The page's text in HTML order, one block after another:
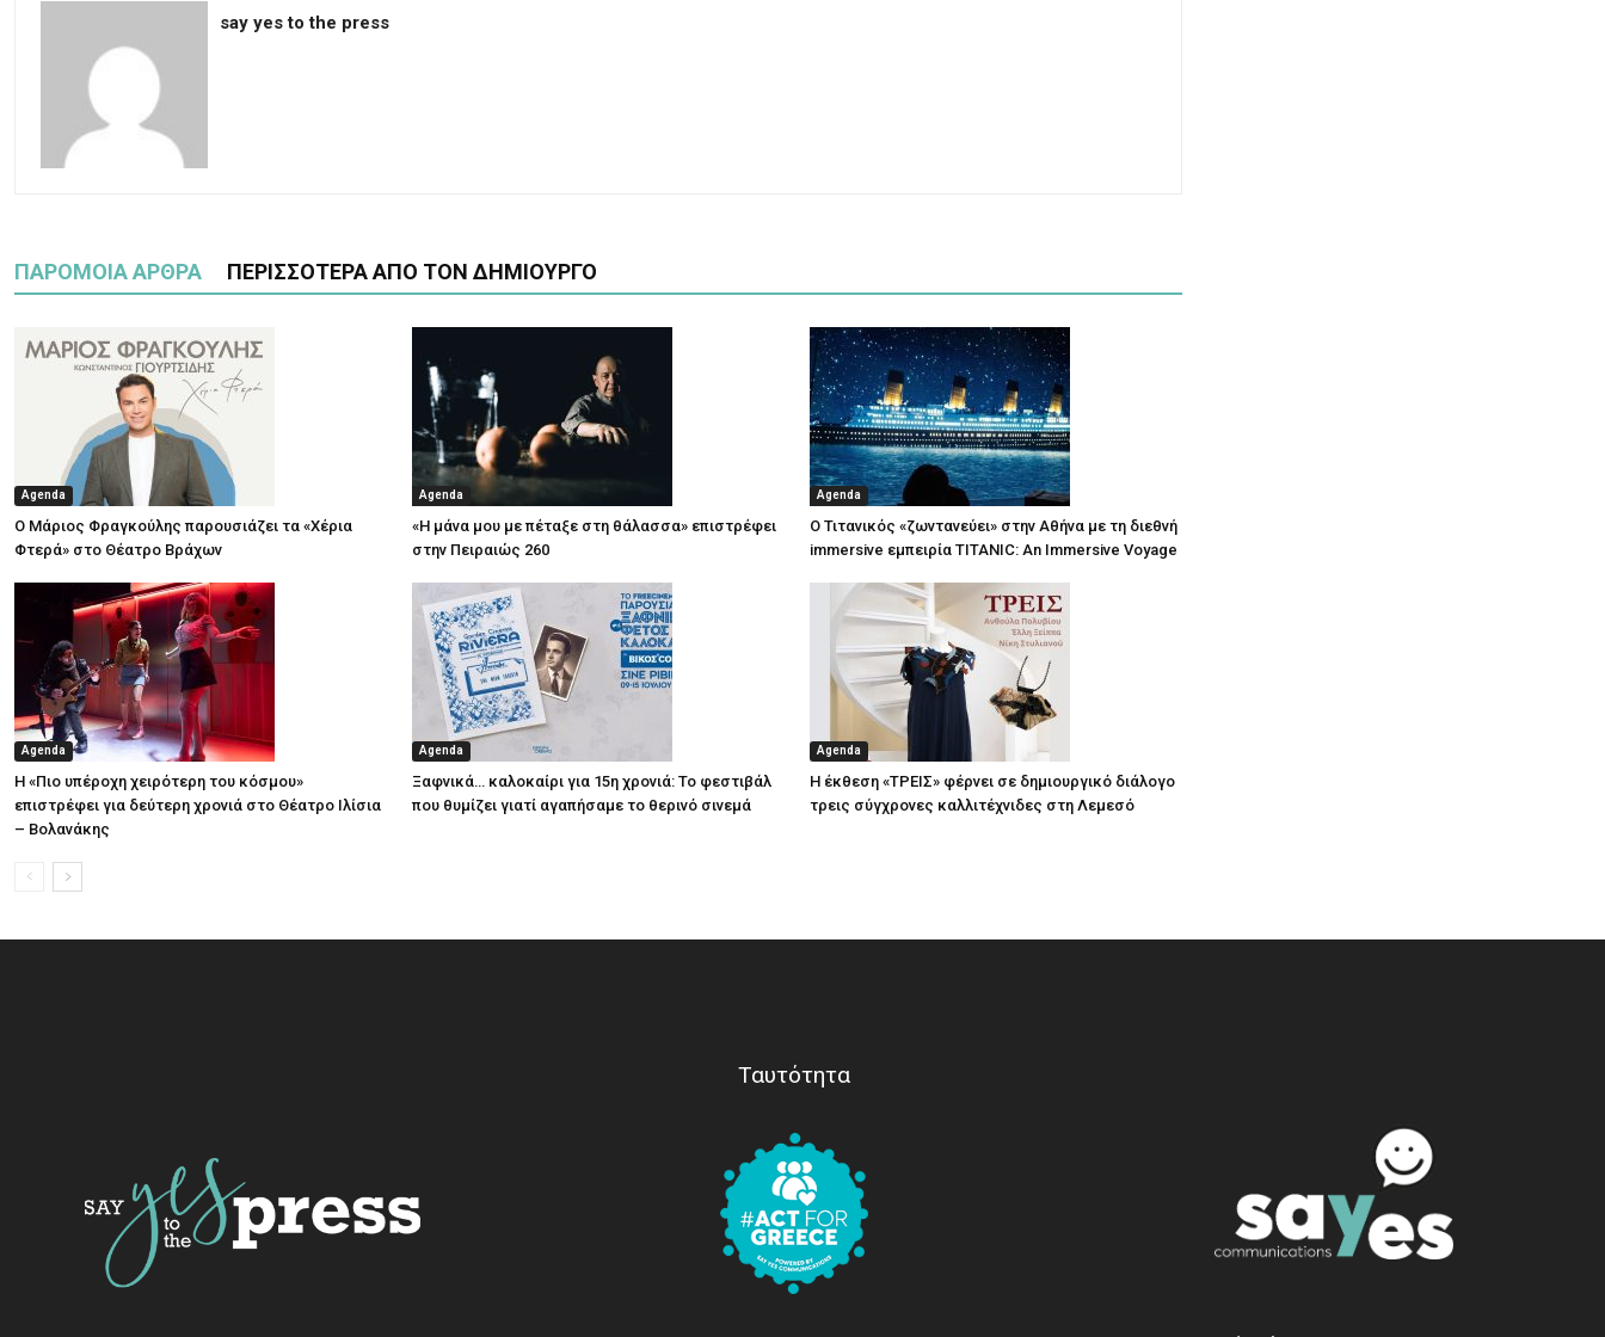
say yes to the press
ΠΑΡΟΜΟΙΑ ΑΡΘΡΑ ΠΕΡΙΣΣΟΤΕΡΑ ΑΠΟ ΤΟΝ ΔΗΜΙΟΥΡΓΟ
Agenda
Ο Μάριος Φραγκούλης παρουσιάζει τα «Χέρια
Φτερά» στο Θέατρο Βράχων
Agenda
«Η μάνα μου με πέταξε στη θάλασσα» επιστρέφει
στην Πειραιώς 260
Agenda
Ο Τιτανικός «ζωντανεύει» στην Αθήνα με τη διεθνή
immersive εμπειρία TITANIC: An Immersive Voyage
Agenda
Η «Πιο υπέροχη χειρότερη του κόσμου»
επιστρέφει για δεύτερη χρονιά στο Θέατρο Ιλίσια
– Βολανάκης
Agenda
Ξαφνικά… καλοκαίρι για 15η χρονιά: Το φεστιβάλ
που θυμίζει γιατί αγαπήσαμε το θερινό σινεμά
Agenda
Η έκθεση «ΤΡΕΙΣ» φέρνει σε δημιουργικό διάλογο
τρεις σύγχρονες καλλιτέχνιδες στη Λεμεσό
Ταυτότητα